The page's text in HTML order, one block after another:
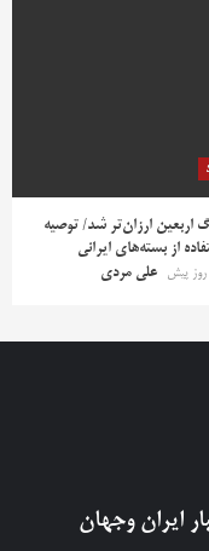
اربعین ارزان‌تر شد/ توصیه
از بسته‌های ایرانی
علی مردی
ایران وجهان